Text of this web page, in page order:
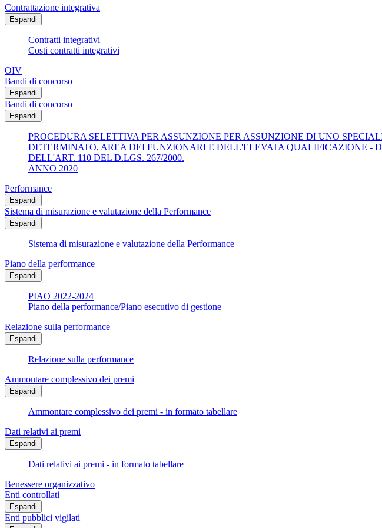
Contrattazione integrativa
Espandi
Contratti integrativi
Costi contratti integrativi
OIV
Bandi di concorso
Espandi
Bandi di concorso
Espandi
PROCEDURA SELETTIVA PER ASSUNZIONE PER ASSUNZIONE DI UNO
DETERMINATO, AREA DEI FUNZIONARI E DELL'ELEVATA QUALIFICAZIONE -
DELL'ART. 110 DEL D.LGS. 267/2000.
ANNO 2020
Performance
Espandi
Sistema di misurazione e valutazione della Performance
Espandi
Sistema di misurazione e valutazione della Performance
Piano della performance
Espandi
PIAO 2022-2024
Piano della performance/Piano esecutivo di gestione
Relazione sulla performance
Espandi
Relazione sulla performance
Ammontare complessivo dei premi
Espandi
Ammontare complessivo dei premi - in formato tabellare
Dati relativi ai premi
Espandi
Dati relativi ai premi - in formato tabellare
Benessere organizzativo
Enti controllati
Espandi
Enti pubblici vigilati